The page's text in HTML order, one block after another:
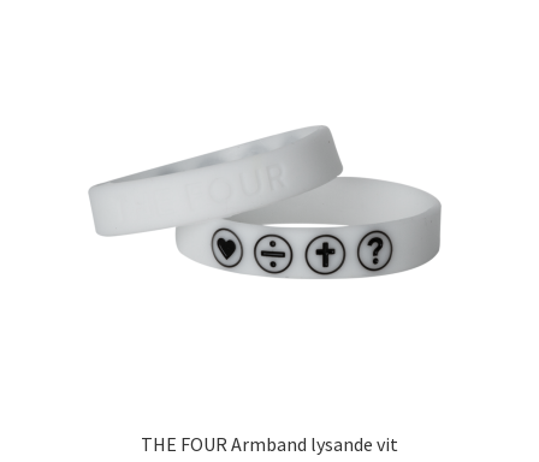
THE FOUR Armband lysande vit